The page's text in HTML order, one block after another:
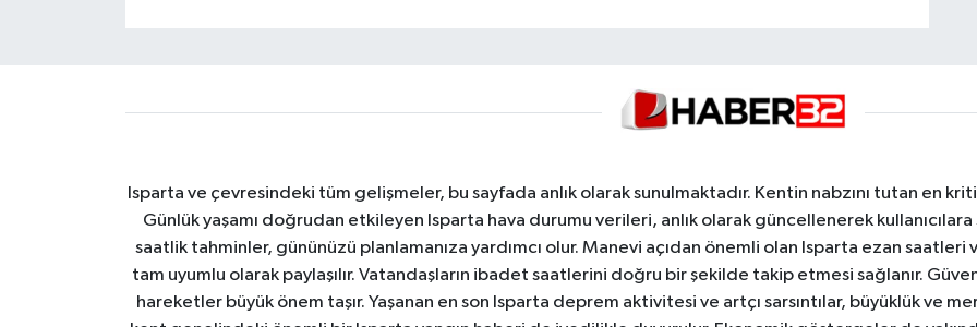
Isparta ve çevresindeki tüm gelişmeler, bu sayfada anlık olarak sunulmaktadır. Kentin nabzını tutan en
Günlük yaşamı doğrudan etkileyen Isparta hava durumu verileri, anlık olarak güncellenerek
saatlik tahminler, gününüzü planlamanıza yardımcı olur. Manevi açıdan önemli olan Isparta ezan
tam uyumlu olarak paylaşılır. Vatandaşların ibadet saatlerini doğru bir şekilde takip etmesi sağlanır.
hareketler büyük önem taşır. Yaşanan en son Isparta deprem aktivitesi ve artçı sarsıntılar, büyüklük ve